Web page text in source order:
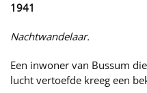
1941
Nachtwandelaar.
Een inwoner van Bussum
lucht vertoefde kreeg een